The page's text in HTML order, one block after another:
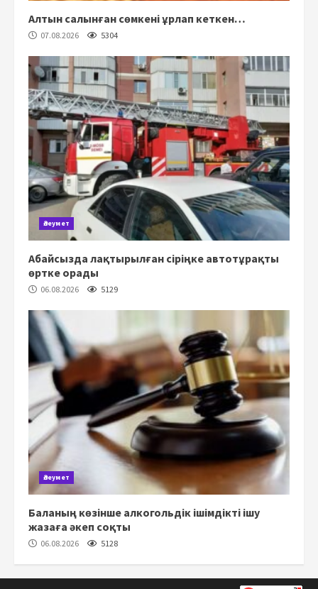
Алтын салынған сөмкені ұрлап кеткен…
07.08.2026 5304
Әлеумет
Абайсызда лақтырылған сіріңке автотұрақты
өртке орады
06.08.2026 5129
Әлеумет
Баланың көзінше алкогольдік ішімдікті ішу
жазаға әкеп соқты
06.08.2026 5128